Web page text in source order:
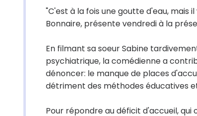
"C'est à la fois une goutte d'eau, mais
Bonnaire, présente vendredi à la
En filmant sa soeur Sabine
psychiatrique, la comédienne a
dénoncer: le manque de places
détriment des méthodes éducatives
Pour répondre au déficit d'accueil,